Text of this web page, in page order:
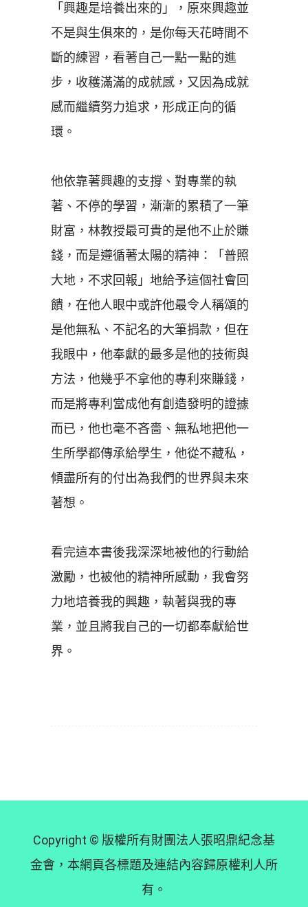
「 興趣是培養出來的 」
，原來興趣並
不是與生俱來的，是你每天花時間不
斷的練習，看著自己一點一點的進
步，收穫滿滿的成就感，又因為成就
感而繼續努力追求，形成正向的循
環。
他依靠著興趣的支撐、對專業的執
著、不停的學習，漸漸的累積了一筆
財富，林教授最可貴的是他不止於賺
錢，而是遵循著太陽的精神：
「 普照
大地，不求回報 」地給予這個社會回
饋，在他人眼中或許他最令人稱頌的
是他無私、不記名的大筆捐款，但在
我眼中，他奉獻的最多是他的技術與
方法，他幾乎不拿他的專利來賺錢，
而是將專利當成他有創造發明的證據
而已，他也毫不吝嗇、無私地把他一
生所學都傳承給學生，他從不藏私，
傾盡所有的付出為我們的世界與未來
著想。
看完這本書後我深深地被他的行動給
激勵，也被他的精神所感動，我會努
力地培養我的興趣，執著與我的專
業，並且將我自己的一切都奉獻給世
界。
Copyright © 版權所有財團法人張昭鼎紀念基
金會，本網頁各標題及連結內容歸原權利人所
有。